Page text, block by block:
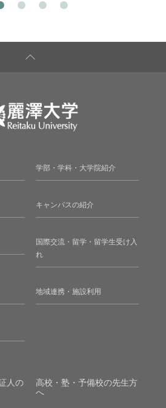
学部・学科・大学院紹介
キャンパスの紹介
国際交流・留学・留学生受け入
れ
地域連携・施設利用
人の
高校・塾・予備校の先生方
へ